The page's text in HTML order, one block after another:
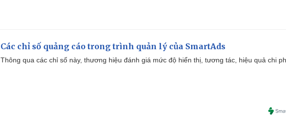
Các chỉ số quảng cáo trong trình quản lý của SmartAds
Thông qua các chỉ số này, thương hiệu đánh giá mức độ hiển thị, tương tác, hiệu quả chi